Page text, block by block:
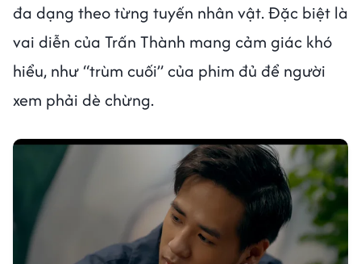
đa dạng theo từng tuyến nhân vật. Đặc biệt là
vai diễn của Trấn Thành mang cảm giác khó
hiểu, như “trùm cuối” của phim đủ để người
xem phải dè chừng.